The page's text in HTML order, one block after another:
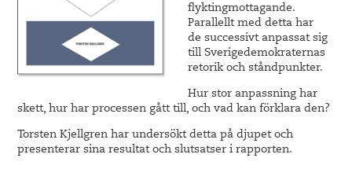
flyktingmottagande.
Parallellt med detta har
de successivt anpassat sig
till Sverigedemokraternas
retorik och ståndpunkter.
Hur stor anpassning har
skett, hur har processen gått till, och vad kan förklara den?
Torsten Kjellgren har undersökt detta på djupet och
presenterar sina resultat och slutsatser i rapporten.